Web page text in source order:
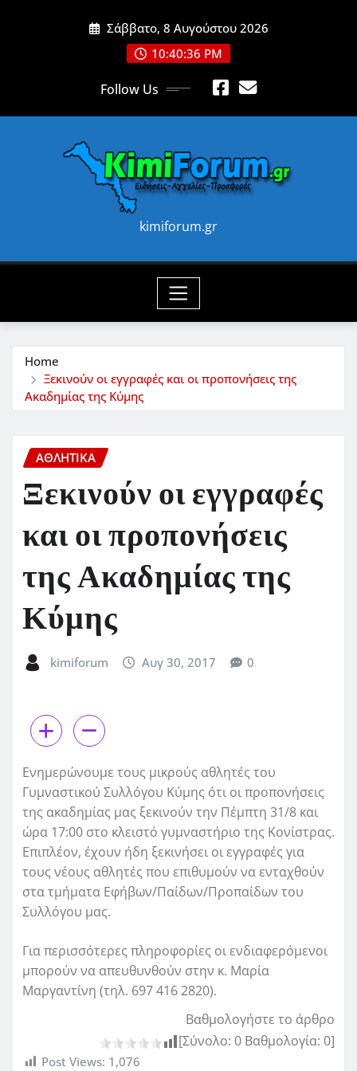
Σάββατο, 8 Αυγούστου 2026
10:40:37 PM
Follow Us
kimiforum.gr
Home
Ξεκινούν οι εγγραφές και οι προπονήσεις της
Ακαδημίας της Κύμης
ΑΘΛΗΤΙΚΑ
Ξεκινούν οι εγγραφές
και οι προπονήσεις
της Ακαδημίας της
Κύμης
kimiforum Αυγ 30, 2017 0
Ενημερώνουμε τους μικρούς αθλητές του
Γυμναστικού Συλλόγου Κύμης ότι οι προπονήσεις
της ακαδημίας μας ξεκινούν την Πέμπτη 31/8 και
ώρα 17:00 στο κλειστό γυμναστήριο της Κονίστρας.
Επιπλέον, έχουν ήδη ξεκινήσει οι εγγραφές για
τους νέους αθλητές που επιθυμούν να ενταχθούν
στα τμήματα Εφήβων/Παίδων/Προπαίδων του
Συλλόγου μας.
Για περισσότερες πληροφορίες οι ενδιαφερόμενοι
μπορούν να απευθυνθούν στην κ. Μαρία
Μαργαντίνη (τηλ. 697 416 2820).
Βαθμολογήστε το άρθρο
[Σύνολο: 0 Βαθμολογία: 0]
Post Views: 1,076